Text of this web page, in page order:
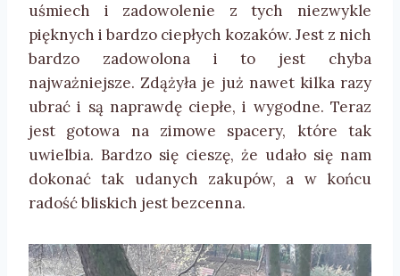
uśmiech i zadowolenie z tych niezwykle
pięknych i bardzo ciepłych kozaków. Jest z nich
bardzo zadowolona i to jest chyba
najważniejsze. Zdążyła je już nawet kilka razy
ubrać i są naprawdę ciepłe, i wygodne. Teraz
jest gotowa na zimowe spacery, które tak
uwielbia. Bardzo się cieszę, że udało się nam
dokonać tak udanych zakupów, a w końcu
radość bliskich jest bezcenna.